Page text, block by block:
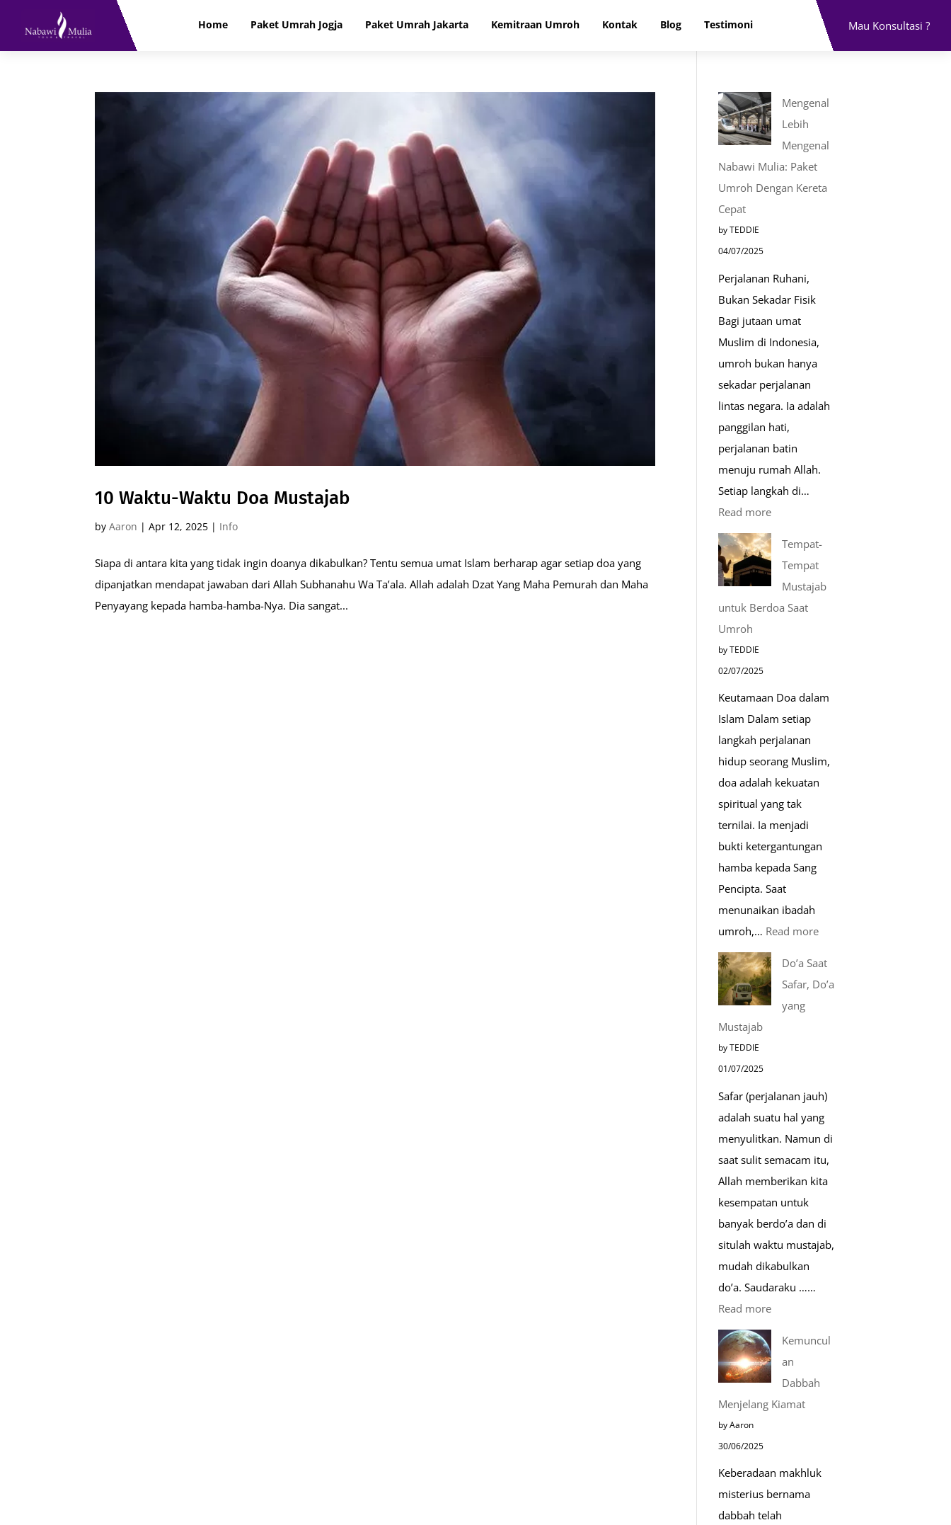
Home Paket Umrah Jogja Paket Umrah Jakarta Kemitraan Umroh Kontak Blog Testimoni Mau Konsultasi ?
10 Waktu-Waktu Doa Mustajab
byAaron |Apr 12, 2025 | Info
Siapa di antara kita yang tidak ingin doanya dikabulkan? Tentu semua umat Islam berharap agar setiap doa yang
dipanjatkan mendapat jawaban dari Allah Subhanahu Wa Ta’ala. Allah adalah Dzat Yang Maha Pemurah dan Maha
Penyayang kepada hamba-hamba-Nya. Dia sangat...
Mengenal
Lebih
Mengenal
Nabawi Mulia: Paket
Umroh Dengan Kereta
Cepat
by TEDDIE
04/07/2025
Perjalanan Ruhani,
Bukan Sekadar Fisik
Bagi jutaan umat
Muslim di Indonesia,
umroh bukan hanya
sekadar perjalanan
lintas negara. Ia adalah
panggilan hati,
perjalanan batin
menuju rumah Allah.
Setiap langkah di…
Read more:
Mengenal
Lebih
Mengenal
Kereta
Cepat
Tempat-
Tempat
Mustajab
untuk Berdoa Saat
Umroh
by TEDDIE
02/07/2025
Keutamaan Doa dalam
Islam Dalam setiap
langkah perjalanan
hidup seorang Muslim,
doa adalah kekuatan
spiritual yang tak
ternilai. Ia menjadi
bukti ketergantungan
hamba kepada Sang
Pencipta. Saat
menunaikan ibadah
umroh,… Read more:
Do’a Saat
Safar, Do’a
yang
Mustajab
by TEDDIE
01/07/2025
Safar (perjalanan jauh)
adalah suatu hal yang
menyulitkan. Namun di
saat sulit semacam itu,
Allah memberikan kita
kesempatan untuk
banyak berdo’a dan di
situlah waktu mustajab,
mudah dikabulkan
do’a. Saudaraku ……
Read more:
Do’a
Saat
Safar,
Kemuncul
an
Dabbah
Menjelang Kiamat
by Aaron
30/06/2025
Keberadaan makhluk
misterius bernama
dabbah telah